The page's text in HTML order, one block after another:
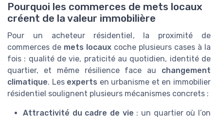
Pourquoi les commerces de mets locaux
créent de la valeur immobilière
Pour un acheteur résidentiel, la proximité de
commerces de mets locaux coche plusieurs cases à la
fois : qualité de vie, praticité au quotidien, identité de
quartier, et même résilience face au changement
climatique. Les experts en urbanisme et en immobilier
résidentiel soulignent plusieurs mécanismes concrets :
Attractivité du cadre de vie : un quartier où l’on